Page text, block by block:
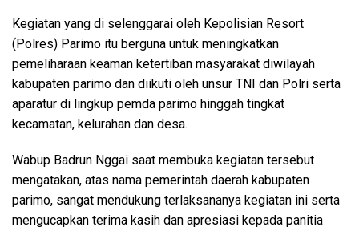
Kegiatan yang di selenggarai oleh Kepolisian Resort
(Polres) Parimo itu berguna untuk meningkatkan
pemeliharaan keaman ketertiban masyarakat diwilayah
kabupaten parimo dan diikuti oleh unsur TNI dan Polri serta
aparatur di lingkup pemda parimo hinggah tingkat
kecamatan, kelurahan dan desa.
Wabup Badrun Nggai saat membuka kegiatan tersebut
mengatakan, atas nama pemerintah daerah kabupaten
parimo, sangat mendukung terlaksananya kegiatan ini serta
mengucapkan terima kasih dan apresiasi kepada panitia